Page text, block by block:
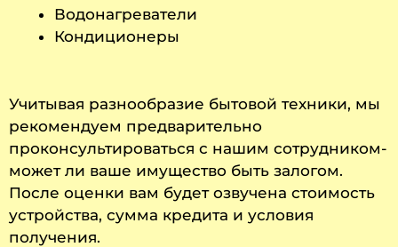
Водонагреватели
Кондиционеры
Учитывая разнообразие бытовой техники, мы
рекомендуем предварительно
проконсультироваться с нашим сотрудником-
может ли ваше имущество быть залогом.
После оценки вам будет озвучена стоимость
устройства, сумма кредита и условия
получения.